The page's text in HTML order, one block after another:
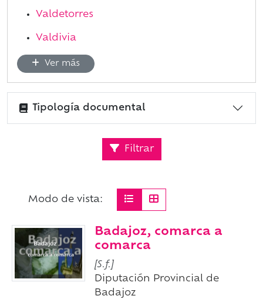
Valdetorres
Valdivia
Ver más
Tipología documental
Filtrar
Modo de vista:
Badajoz, comarca a
comarca
[S.f.]
Diputación Provincial de
Badajoz